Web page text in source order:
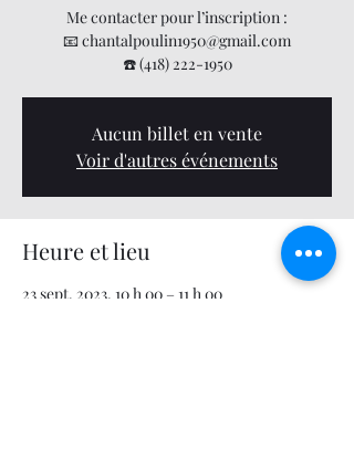
Me contacter pour l’inscription :
📧 chantalpoulin1950@gmail.com
☎️ (418) 222-1950
Aucun billet en vente
Voir d'autres événements
Heure et lieu
23 sept. 2023, 10 h 00 – 11 h 00